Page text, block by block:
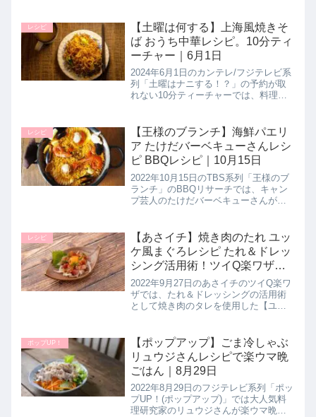
詳しく紹介します。>>ノンストップ記
事一覧はこちら▼同日に紹介さ...
レシピ
【土曜は何する】上海風焼きそ
ば おうち中華レシピ。10分ティ
ーチャー｜6月1日
2024年6月1日のカンテレ/フジテレビ系
列「土曜はナニする！？」の予約が取
れない10分ティーチャーでは、料理研
して【上海風焼きそば】の作り方を教
えてくれたので詳しく紹介し...
レシピ
【王様のブランチ】海鮮パエリ
ア たけだバーベキューさんレシ
ピ BBQレシピ｜10月15日
2022年10月15日のTBS系列「王様のブ
ランチ」のBBQリサーチでは、キャン
プ芸人のたけだバーベキューさんが手
詳しく紹介します。>>王様のブランチ
記事一覧はこちら▼同...
レシピ
【あさイチ】焼き肉のたれ ユッ
ケ風まぐろレシピ たれ＆ドレッ
シング活用術！ツイQ楽ワザ｜9
月27日
2022年9月27日のあさイチのツイQ楽ワ
ザでは、たれ＆ドレッシングの活用術
として焼き肉のタレを使用した【ユッ
事一覧はこちら>>あさイチ記事一覧は
こちらまとめ♪最後までご...
ポップUP！
【ポップアップ】ごま冷しゃぶ
リュウジさんレシピで楽ウマ晩
ごはん｜8月29日
2022年8月29日のフジテレビ系列「ポッ
プUP！(ポップアップ)」では大人気料
理研究家のリュウジさんが楽ウマ晩ご